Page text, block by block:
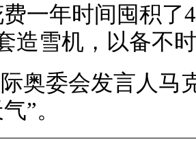
一年时间囤积了
造雪机，以备不
奥委会发言人马
”。